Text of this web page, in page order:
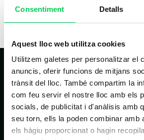
Consentiment Detalls
Aquest lloc web utilitza cookies
Utilitzem galetes per personalitzar el
anuncis, oferir funcions de mitjans
trànsit del lloc. També compartim la
com feu servir el nostre lloc amb els
socials, de publicitat i d'anàlisis amb
seu torn, ells la poden combinar amb
els hàgiu proporcionat o hagin
NAVEGACIÓ PRINCIPAL